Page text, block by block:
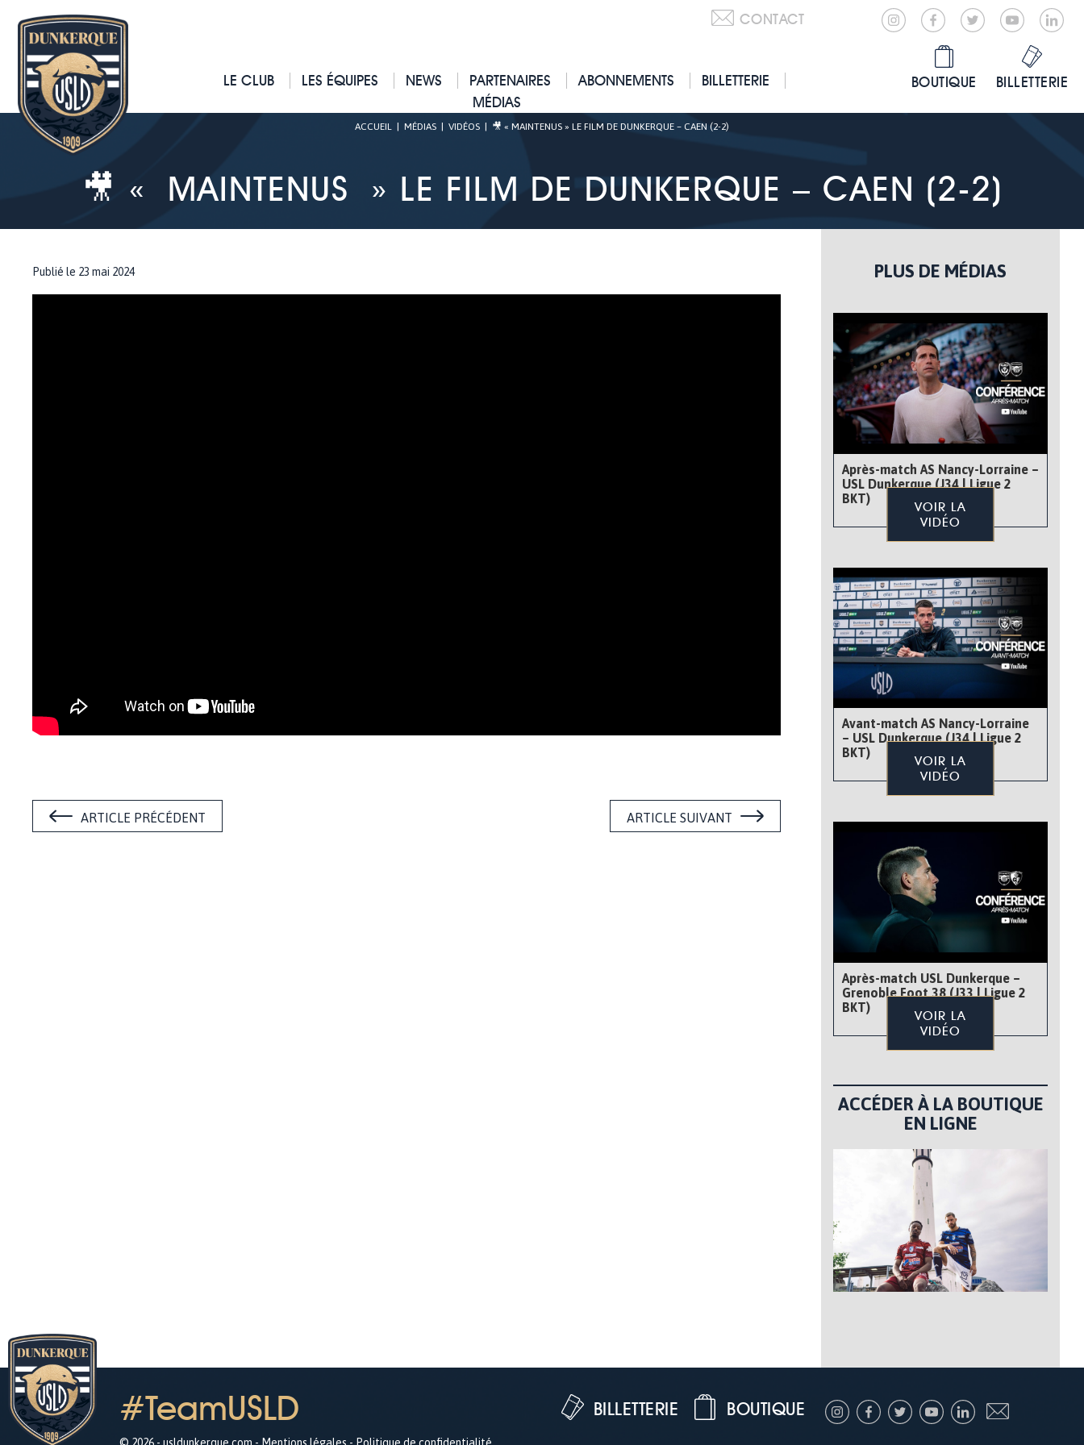
CONTACT
LE CLUB LES ÉQUIPES NEWS PARTENAIRES ABONNEMENTS
BILLETTERIE
MÉDIAS
BOUTIQUE BILLETTERIE
ACCUEIL MÉDIAS VIDÉOS 🎥 « MAINTENUS » LE FILM DE DUNKERQUE – CAEN (2-2)
🎥 « MAINTENUS » LE FILM DE DUNKERQUE – CAEN (2-2)
Publié le 23 mai 2024
ARTICLE PRÉCÉDENT ARTICLE SUIVANT
PLUS DE MÉDIAS
Après-match AS Nancy-Lorraine –
USL Dunkerque (J34 | Ligue 2
BKT)
VOIR LA
VIDÉO
Avant-match AS Nancy-Lorraine
– USL Dunkerque (J34 | Ligue 2
BKT)
VOIR LA
VIDÉO
Après-match USL Dunkerque –
Grenoble Foot 38 (J33 | Ligue 2
BKT)
VOIR LA
VIDÉO
ACCÉDER À LA BOUTIQUE
EN LIGNE
#TeamUSLD BOUTIQUE
BILLETTERIE